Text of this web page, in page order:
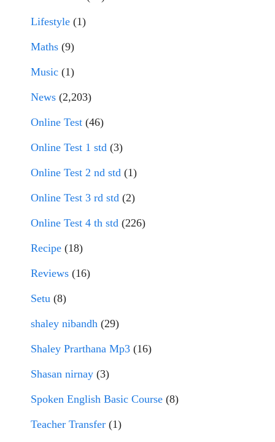
Lifestyle (1)
Maths (9)
Music (1)
News (2,203)
Online Test (46)
Online Test 1 std (3)
Online Test 2 nd std (1)
Online Test 3 rd std (2)
Online Test 4 th std (226)
Recipe (18)
Reviews (16)
Setu (8)
shaley nibandh (29)
Shaley Prarthana Mp3 (16)
Shasan nirnay (3)
Spoken English Basic Course (8)
Teacher Transfer (1)